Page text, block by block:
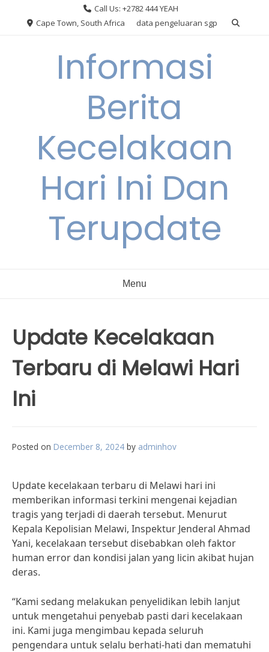
Call Us: +2782 444 YEAH
Cape Town, South Africa
data pengeluaran sgp
Informasi
Berita
Kecelakaan
Hari Ini Dan
Terupdate
Menu
Update Kecelakaan
Terbaru di Melawi Hari
Ini
Posted on December 8, 2024 by adminhov
Update kecelakaan terbaru di Melawi hari ini
memberikan informasi terkini mengenai kejadian
tragis yang terjadi di daerah tersebut. Menurut
Kepala Kepolisian Melawi, Inspektur Jenderal Ahmad
Yani, kecelakaan tersebut disebabkan oleh faktor
human error dan kondisi jalan yang licin akibat hujan
deras.
“Kami sedang melakukan penyelidikan lebih lanjut
untuk mengetahui penyebab pasti dari kecelakaan
ini. Kami juga mengimbau kepada seluruh
pengendara untuk selalu berhati-hati dan mematuhi